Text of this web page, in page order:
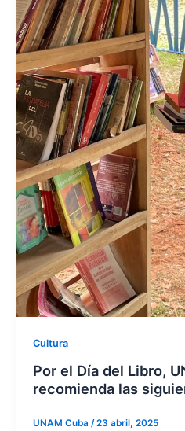
Cultura
Por el Día del Libro,
recomienda las
UNAM Cuba /23 abril, 2025